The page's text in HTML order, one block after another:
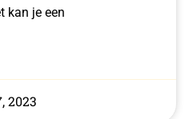
kan je een
2023